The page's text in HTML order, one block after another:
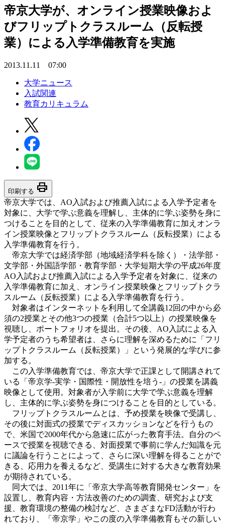
帝京大学が、オンライン授業映像およ
びフリップトクラスルーム（反転授
業）による入学準備教育を実施
2013.11.11 07:00
大学ニュース
入試関連
教育カリキュラム
印刷する print
帝京大学では、AO入試および推薦入試による入学予定者を
対象に、大学で学ぶ意義を理解し、主体的に学ぶ姿勢を身に
つけることを目的として、従来の入学準備教育に加えオンラ
イン授業映像とフリップトクラスルーム（反転授業）による
入学準備教育を行う。
帝京大学では経済学部（地域経済学科を除く）・法学部・
文学部・外国語学部・教育学部・大学短期大学の平成26年度
AO入試および推薦入試による入学予定者を対象に、従来の
入学準備教育に加え、オンライン授業映像とフリップトクラ
スルーム（反転授業）による入学準備教育を行う。
対象者はインターネットを利用して全講義12回の中から必
須の2授業とその他3つの授業（合計5つ以上）の授業映像を
視聴し、ポートフォリオを提出。その後、AO入試による入
学予定者のうち希望者は、さらに理解を深めるために「フリ
ップトクラスルーム（反転授業）」という発展的な学びに参
加する。
この入学準備教育では、帝京大学で正課として開講されて
いる「帝京学‐実学・国際性・開放性を培う‐」の授業を講義
映像として使用。対象者が入学前に大学で学ぶ意義を理解
し、主体的に学ぶ姿勢を身につけることを目的としている。
フリップトクラスルームとは、予め授業を映像で受講し、
その後に対面式の授業でディスカッションなどを行うもの
で、米国で2000年代から急速に広がった教育手法。自分のペ
ースで授業を視聴できる、対面授業で事前に学んだ知識を元
に議論を行うことによって、さらに深い理解を得ることがで
きる、応用力を養えるなど、受講生に対する大きな教育効果
が期待されている。
同大では、2011年に「帝京大学高等教育開発センター」を
設置し、教育内容・方法改善のための調査、研究および支
援、教育環境の整備の検討など、さまざまなFD活動が行わ
れており、「帝京学」やこの度の入学準備教育もその新しい